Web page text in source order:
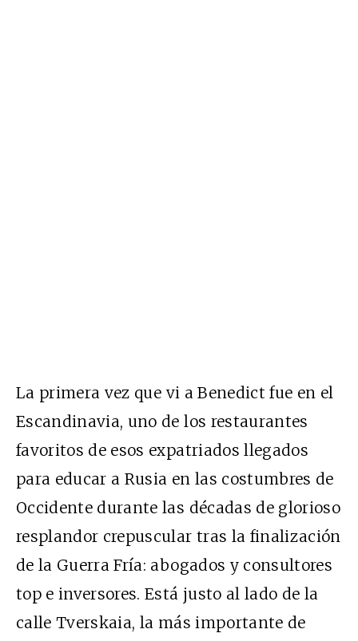
La primera vez que vi a Benedict fue en el
Escandinavia, uno de los restaurantes
favoritos de esos expatriados llegados
para educar a Rusia en las costumbres de
Occidente durante las décadas de glorioso
resplandor crepuscular tras la finalización
de la Guerra Fría: abogados y consultores
top e inversores. Está justo al lado de la
calle Tverskaia, la más importante de